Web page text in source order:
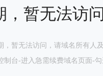
，暂无法访问
，暂无法访问，请域名所有人
制台-进入急需续费域名页面-